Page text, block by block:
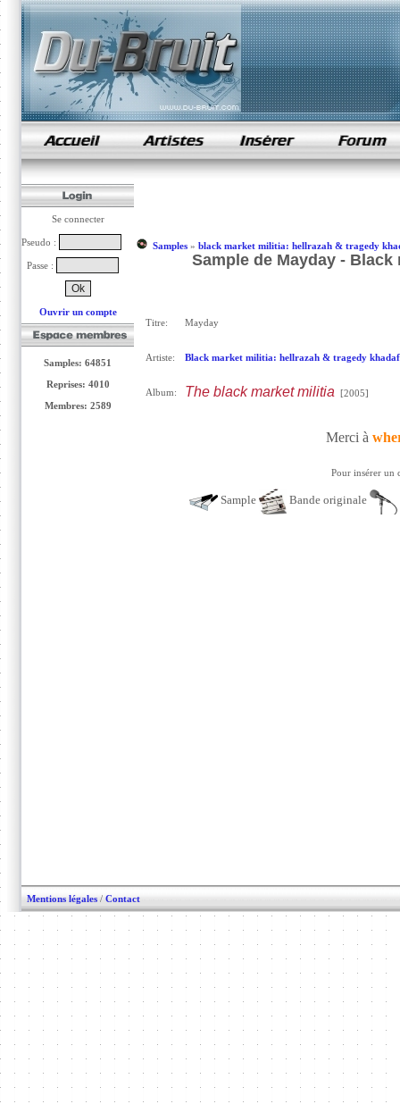
samples de rap
Se connecter
Pseudo :
Passe :
Ouvrir un compte
Samples: 64851
Reprises: 4010
Membres: 2589
Samples» black market militia: hellrazah & tragedy
Sample de Mayday -
Titre: Mayday
Artiste: Black market militia: hellrazah & tragedy
Album: The black market militia [2005]
Merci à
Pour insérer un
Sample Bande originale
Mentions légales / Contact